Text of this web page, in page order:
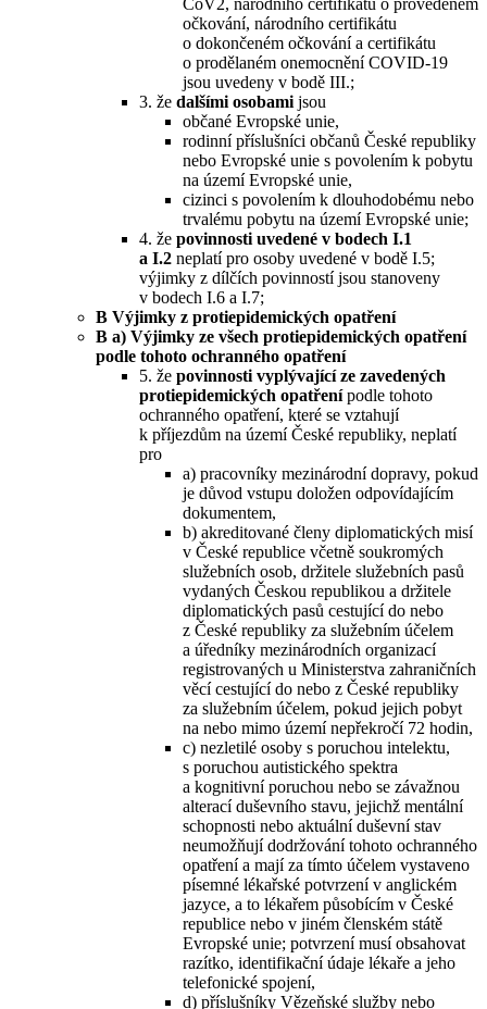
očkování, národního certifikátu
o dokončeném očkování a certifikátu
o prodělaném onemocnění COVID-19
jsou uvedeny v bodě III.;
3. že dalšími osobami jsou
občané Evropské unie,
rodinní příslušníci občanů České republiky
nebo Evropské unie s povolením k pobytu
na území Evropské unie,
cizinci s povolením k dlouhodobému nebo
trvalému pobytu na území Evropské unie;
4. že povinnosti uvedené v bodech I.1
a I.2 neplatí pro osoby uvedené v bodě I.5;
výjimky z dílčích povinností jsou stanoveny
v bodech I.6 a I.7;
B Výjimky z protiepidemických opatření
B a) Výjimky ze všech protiepidemických opatření
podle tohoto ochranného opatření
5. že povinnosti vyplývající ze zavedených
protiepidemických opatřenípodle tohoto
ochranného opatření, které se vztahují
k příjezdům na území České republiky, neplatí
pro
a) pracovníky mezinárodní dopravy, pokud
je důvod vstupu doložen odpovídajícím
dokumentem,
b) akreditované členy diplomatických misí
v České republice včetně soukromých
služebních osob, držitele služebních pasů
vydaných Českou republikou a držitele
diplomatických pasů cestující do nebo
z České republiky za služebním účelem
a úředníky mezinárodních organizací
registrovaných u Ministerstva zahraničních
věcí cestující do nebo z České republiky
za služebním účelem, pokud jejich pobyt
na nebo mimo území nepřekročí 72 hodin,
c) nezletilé osoby s poruchou intelektu,
s poruchou autistického spektra
a kognitivní poruchou nebo se závažnou
alterací duševního stavu, jejichž mentální
schopnosti nebo aktuální duševní stav
neumožňují dodržování tohoto ochranného
opatření a mají za tímto účelem vystaveno
písemné lékařské potvrzení v anglickém
jazyce, a to lékařem působícím v České
republice nebo v jiném členském státě
Evropské unie; potvrzení musí obsahovat
razítko, identifikační údaje lékaře a jeho
telefonické spojení,
d) příslušníky Vězeňské služby nebo